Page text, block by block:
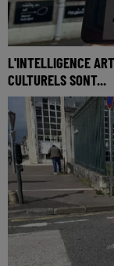
L'INTELLIGENCE
CULTURELS SONT...